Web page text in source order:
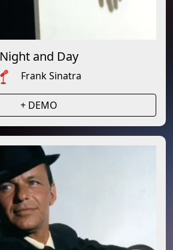
Night and Day
Frank Sinatra
+ DEMO